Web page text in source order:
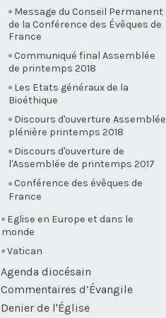
Message du Conseil Permanent
de la Conférence des Évêques de
France
Communiqué final Assemblée
de printemps 2018
Les Etats généraux de la
Bioéthique
Discours d'ouverture Assemblée
plénière printemps 2018
Discours d'ouverture de
l'Assemblée de printemps 2017
Conférence des évêques de
France
Eglise en Europe et dans le
monde
Vatican
Agenda diocésain
Commentaires d’Évangile
Denier de l'Église